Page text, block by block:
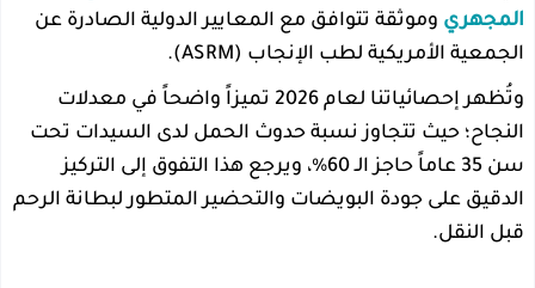
المجهري وموثقة تتوافق مع المعايير الدولية الصادرة عن
الجمعية الأمريكية لطب الإنجاب (ASRM).
وتُظهر إحصائياتنا لعام 2026 تميزاً واضحاً في معدلات
النجاح؛ حيث تتجاوز نسبة حدوث الحمل لدى السيدات تحت
سن 35 عاماً حاجز الـ 60%، ويرجع هذا التفوق إلى التركيز
الدقيق على جودة البويضات والتحضير المتطور لبطانة الرحم
قبل النقل.